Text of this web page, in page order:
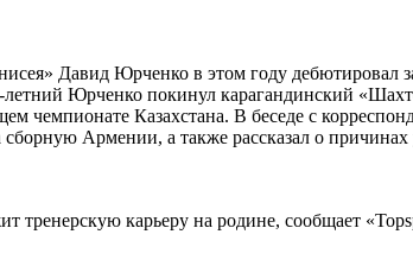
Давид Юрченко в этом году дебютировал
Юрченко покинул карагандинский
чемпионате Казахстана. В беседе с
Армении, а также рассказал о причинах
карьеру на родине, сообщает